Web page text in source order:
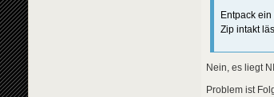
Entpack
Zip intakt
Nein, es liegt
Problem ist